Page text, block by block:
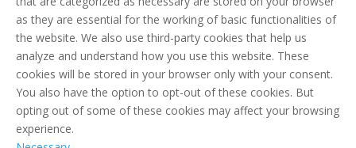
as they are essential for the working of basic functionalities of
the website. We also use third-party cookies that help us
analyze and understand how you use this website. These
cookies will be stored in your browser only with your consent.
You also have the option to opt-out of these cookies. But
opting out of some of these cookies may affect your browsing
experience.